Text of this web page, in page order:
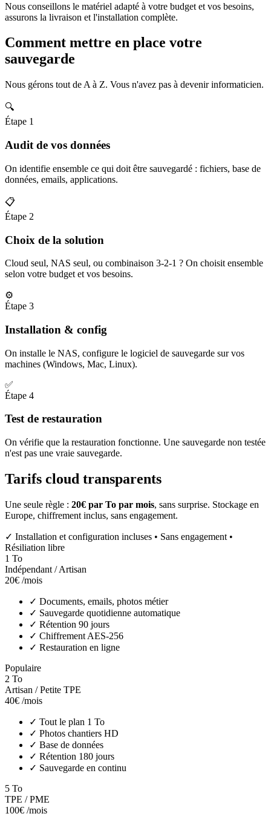
Nous conseillons le matériel adapté à votre budget et vos besoins,
assurons la livraison et l'installation complète.
Comment mettre en place votre
sauvegarde
Nous gérons tout de A à Z. Vous n'avez pas à devenir informaticien.
🔍
Étape 1
Audit de vos données
On identifie ensemble ce qui doit être sauvegardé : fichiers, base de
données, emails, applications.
📋
Étape 2
Choix de la solution
Cloud seul, NAS seul, ou combinaison 3-2-1 ? On choisit ensemble
selon votre budget et vos besoins.
⚙️
Étape 3
Installation & config
On installe le NAS, configure le logiciel de sauvegarde sur vos
machines (Windows, Mac, Linux).
✅
Étape 4
Test de restauration
On vérifie que la restauration fonctionne. Une sauvegarde non testée
n'est pas une vraie sauvegarde.
Tarifs cloud transparents
Une seule règle : 20€ par To par mois, sans surprise. Stockage en
Europe, chiffrement inclus, sans engagement.
✓ Installation et configuration incluses • Sans engagement •
Résiliation libre
1 To
Indépendant / Artisan
20€ /mois
✓ Documents, emails, photos métier
✓ Sauvegarde quotidienne automatique
✓ Rétention 90 jours
✓ Chiffrement AES-256
✓ Restauration en ligne
Populaire
2 To
Artisan / Petite TPE
40€ /mois
✓ Tout le plan 1 To
✓ Photos chantiers HD
✓ Base de données
✓ Rétention 180 jours
✓ Sauvegarde en continu
5 To
TPE / PME
100€ /mois